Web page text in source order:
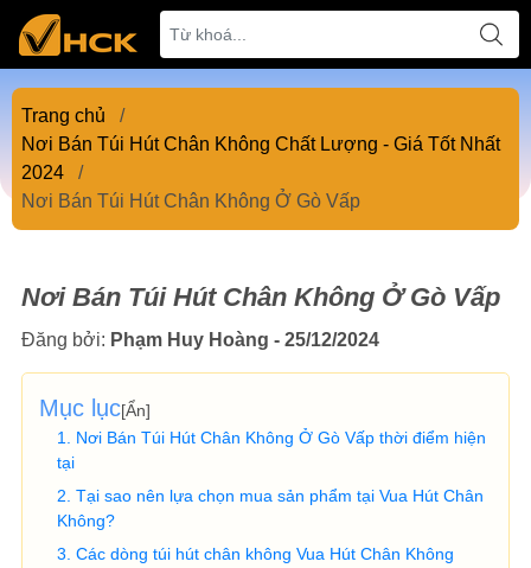
Trang chủ
/
Nơi Bán Túi Hút Chân Không Chất Lượng - Giá Tốt Nhất
2024
/
Nơi Bán Túi Hút Chân Không Ở Gò Vấp
Nơi Bán Túi Hút Chân Không Ở Gò Vấp
Đăng bởi: Phạm Huy Hoàng - 25/12/2024
Mục lục[Ẩn]
Nơi Bán Túi Hút Chân Không Ở Gò Vấp thời điểm hiện
tại
Tại sao nên lựa chọn mua sản phẩm tại Vua Hút Chân
Không?
Các dòng túi hút chân không Vua Hút Chân Không